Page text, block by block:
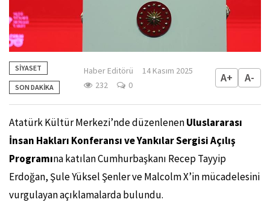
SİYASET
SON DAKİKA
Haber Editörü
14 Kasım 2025
232
0
A+ A-
E
r
d
o
ğ
n
“
Atatürk Kültür Merkezi’nde düzenlenenUluslararası
İnsan Hakları Konferansı ve Yankılar Sergisi Açılış
Programına katılan Cumhurbaşkanı Recep Tayyip
Erdoğan, Şule Yüksel Şenler ve Malcolm X’in mücadelesini
vurgulayan açıklamalarda bulundu.